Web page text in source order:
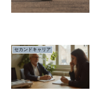
セカンドキャリア